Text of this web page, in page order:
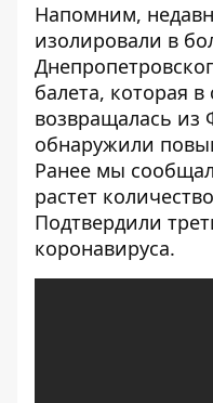
Напомним,
изолировали в
балета, которая в
возвращалась из
обнаружили
Ранее мы
растет
Подтвердили
коронавируса.